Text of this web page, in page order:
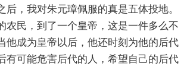
后，我对朱元璋佩服的真是五体投地。
农民，到了一个皇帝，这是一件多么不
他成为皇帝以后，他还时刻为他的后代
有可能危害后代的人，希望自己的后代